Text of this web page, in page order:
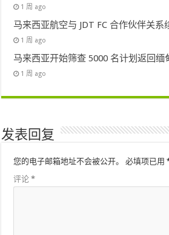
1 周 ago
马来西亚航空与 JDT FC 合作伙伴关系
1 周 ago
马来西亚开始筛查 5000 名计划返回缅
1 周 ago
发表回复
您的电子邮箱地址不会被公开。 必填项已用
评论*